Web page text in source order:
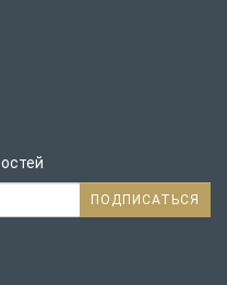
ПОДПИСАТЬСЯ